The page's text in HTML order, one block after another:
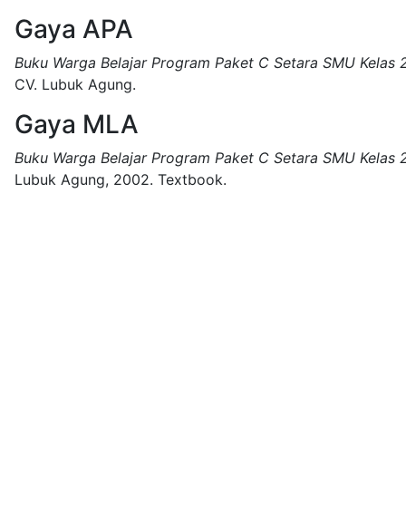
Gaya APA
Buku Warga Belajar Program Paket C Setara SMU
CV. Lubuk Agung.
Gaya MLA
Buku Warga Belajar Program Paket C Setara SMU
Lubuk Agung, 2002. Textbook.